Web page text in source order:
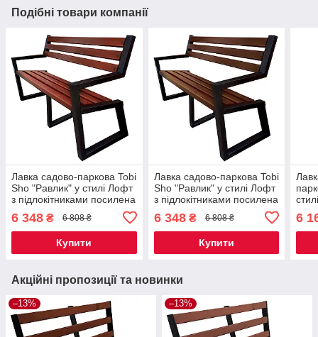
Подібні товари компанії
Лавка садово-паркова Tobi
Sho "Равлик" у стилі Лофт
з підлокітниками посилена
6 348 ₴ 6 808 ₴
Купити
Лавка садово-паркова Tobi
Sho "Равлик" у стилі Лофт
з підлокітниками посилена
6 348₴ 6 808 ₴
Купити
6
Акційні пропозиції та новинки
–13% –13%